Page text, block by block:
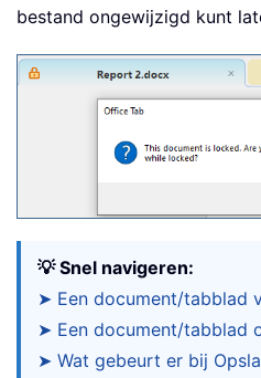
bestand ongewijzigd kunt
💡 Snel navigeren:
➤ Een document/tabblad
➤ Een document/tabblad
➤ Wat gebeurt er bij